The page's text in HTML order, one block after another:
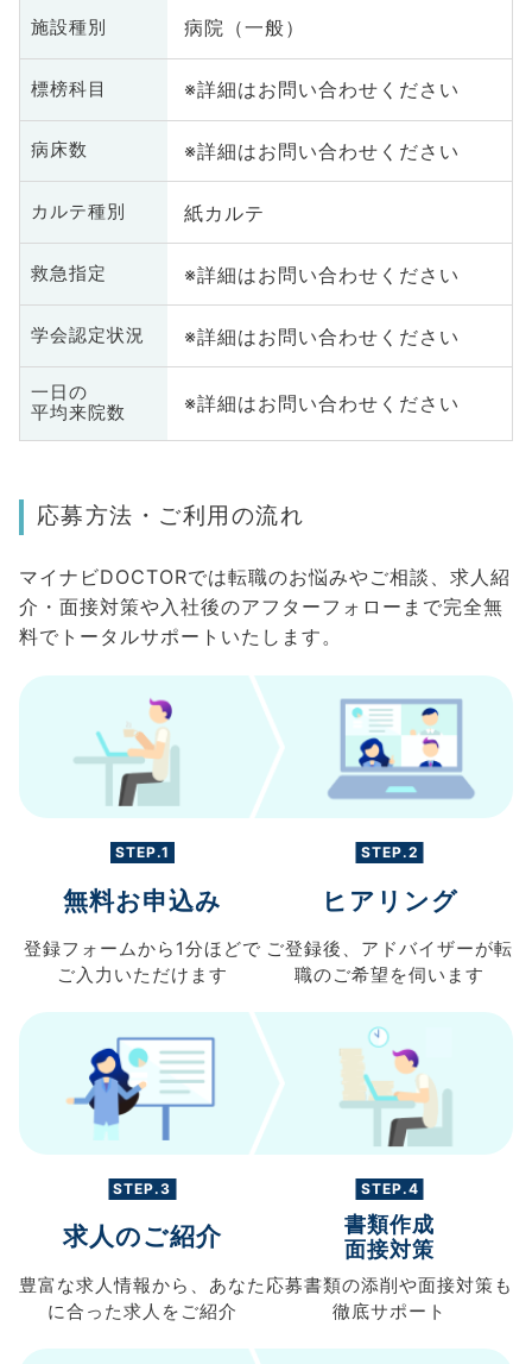
施設種別 病院（一般）
標榜科目 ※詳細はお問い合わせください
病床数 ※詳細はお問い合わせください
カルテ種別 紙カルテ
救急指定 ※詳細はお問い合わせください
学会認定状況 ※詳細はお問い合わせください
一日の
平均来院数
※詳細はお問い合わせください
応募方法・ご利用の流れ
マイナビDOCTORでは転職のお悩みやご相談、求人紹
介・面接対策や入社後のアフターフォローまで完全無
料でトータルサポートいたします。
STEP.1
無料お申込み
登録フォームから 1分ほどで
ご入力 いただけます
STEP.2
ヒアリング
ご登録後、 アドバイザーが転
職のご希望を伺います
STEP.3
求人のご紹介
豊富な求人情報から、 あなた
に合った求人を ご紹介
STEP.4
書類作成
面接対策
応募書類の添削や面接対策も
徹底サポート